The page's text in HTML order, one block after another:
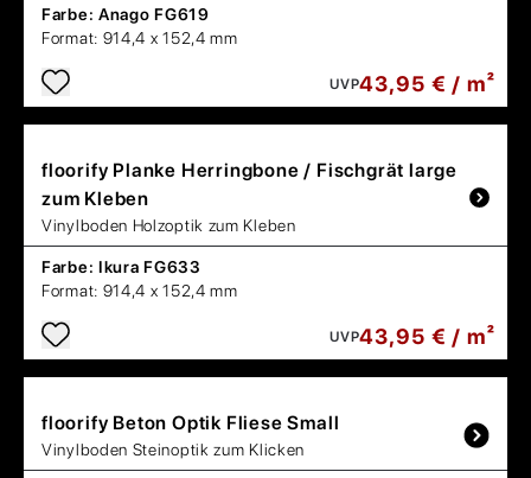
Farbe: Anago FG619
Format: 914,4 x 152,4 mm
UVP43,95 € / m²
floorify Planke Herringbone / Fischgrät large
zum Kleben
Vinylboden Holzoptik zum Kleben
Farbe: Ikura FG633
Format: 914,4 x 152,4 mm
UVP43,95 € / m²
floorify Beton Optik Fliese Small
Vinylboden Steinoptik zum Klicken